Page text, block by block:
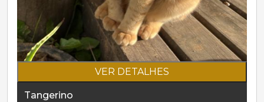
VER DETALHES
Tangerino